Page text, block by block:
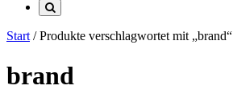
Start / Produkte verschlagwortet mit „brand“
brand